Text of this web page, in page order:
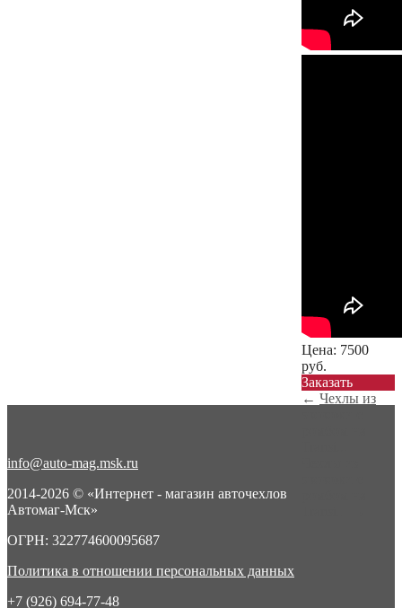
Цена: 7500
руб.
Заказать
← Чехлы из
info@auto-mag.msk.ru
2014-2026 © «Интернет - магазин авточехлов
Автомаг-Мск»
ОГРН: 322774600095687
Политика в отношении персональных данных
+7 (926) 694-77-48